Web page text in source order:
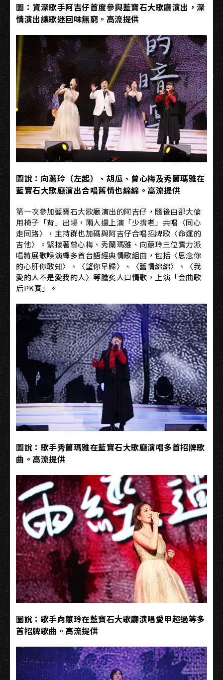
圖：資深歌手阿吉仔首度參與藍寶石大歌廳演出，深
情演出讓歌迷回味無窮。高流提供
圖說：向蕙玲（左起）、胡瓜、曾心梅及秀蘭瑪雅在
藍寶石大歌廳演出合唱舊情也綿綿。高流提供
第一次參加藍寶石大歌廳演出的阿吉仔，隨後由邵大倫
用椅子「背」出場，兩人還上演「少揹老」共唱〈同心
走同路〉，主持群也加碼與阿吉仔合唱招牌歌〈命運的
吉他〉。緊接著曾心梅、秀蘭瑪雅、向蕙玲三位實力派
唱將展歌喉演繹多首台語經典情歌組曲，包括〈思念你
的心肝你敢知〉、〈望你早歸〉、〈舊情綿綿〉、〈我
愛的人不是愛我的人〉等膾炙人口情歌，上演「金曲歌
后PK賽」。
圖說：歌手秀蘭瑪雅在藍寶石大歌廳演唱多首招牌歌
曲。高流提供
圖說：歌手向蕙玲在藍寶石大歌廳演唱愛甲超過等多
首招牌歌曲。高流提供